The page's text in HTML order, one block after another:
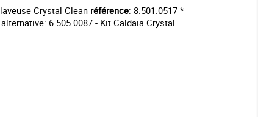
Crystal Clean référence: 8.501.0517 *
alternative: 6.505.0087 - Kit Caldaia Crystal